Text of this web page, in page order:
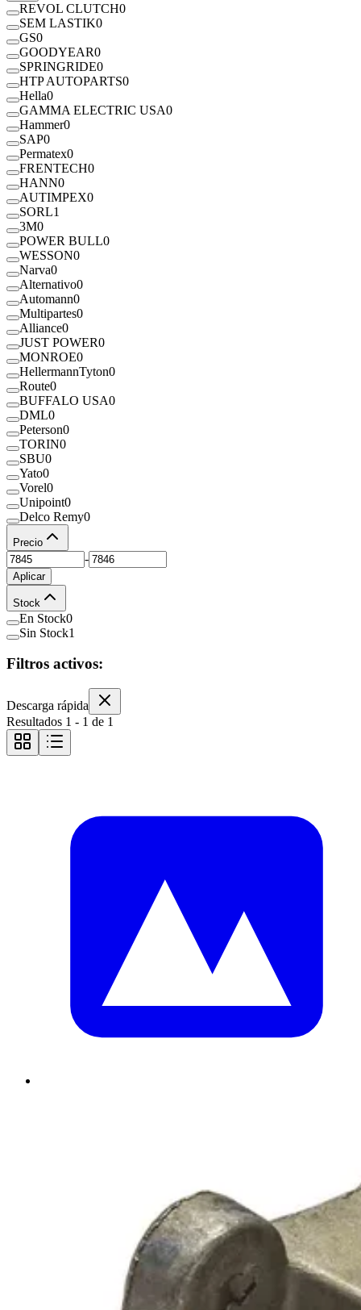
REVOL CLUTCH0
SEM LASTIK0
GS0
GOODYEAR0
SPRINGRIDE0
HTP AUTOPARTS0
Hella0
GAMMA ELECTRIC USA0
Hammer0
SAP0
Permatex0
FRENTECH0
HANN0
AUTIMPEX0
SORL1
3M0
POWER BULL0
WESSON0
Narva0
Alternativo0
Automann0
Multipartes0
Alliance0
JUST POWER0
MONROE0
HellermannTyton0
Route0
BUFFALO USA0
DML0
Peterson0
TORIN0
SBU0
Yato0
Vorel0
Unipoint0
Delco Remy0
Precio
-
Aplicar
Stock
En Stock0
Sin Stock1
Filtros activos:
Descarga rápida
Resultados 1 - 1 de 1